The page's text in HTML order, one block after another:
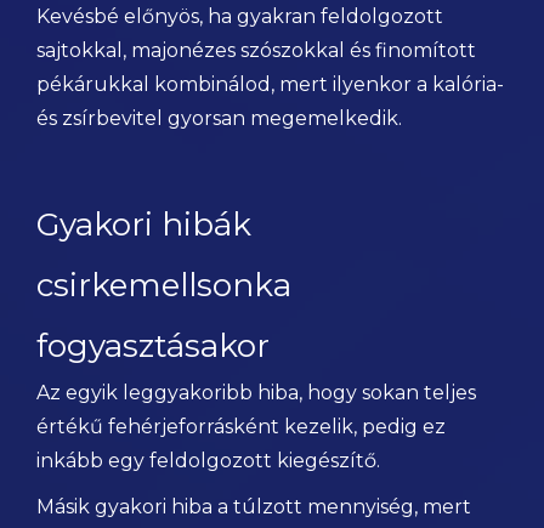
Kevésbé előnyös, ha gyakran feldolgozott
sajtokkal, majonézes szószokkal és finomított
pékárukkal kombinálod, mert ilyenkor a kalória-
és zsírbevitel gyorsan megemelkedik.
Gyakori hibák
csirkemellsonka
fogyasztásakor
Az egyik leggyakoribb hiba, hogy sokan teljes
értékű fehérjeforrásként kezelik, pedig ez
inkább egy feldolgozott kiegészítő.
Másik gyakori hiba a túlzott mennyiség, mert